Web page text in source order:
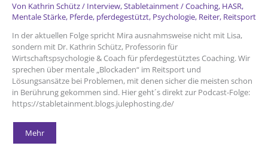
Von Kathrin Schütz/ Interview,Stabletainment/Coaching, HASR,
Mentale Stärke, Pferde, pferdegestützt, Psychologie, Reiter, Reitsport
In der aktuellen Folge spricht Mira ausnahmsweise nicht mit Lisa,
sondern mit Dr. Kathrin Schütz, Professorin für
Wirtschaftspsychologie & Coach für pferdegestütztes Coaching. Wir
sprechen über mentale „Blockaden“ im Reitsport und
Lösungsansätze bei Problemen, mit denen sicher die meisten schon
in Berührung gekommen sind. Hier geht´s direkt zur Podcast-Folge:
https://stabletainment.blogs.julephosting.de/
Interview
Mental-
Mehr